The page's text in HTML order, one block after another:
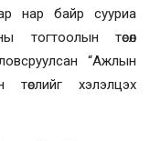
нар байр сууриа
тогтоолын төсөл
“Ажлын
төслийг хэлэлцэх